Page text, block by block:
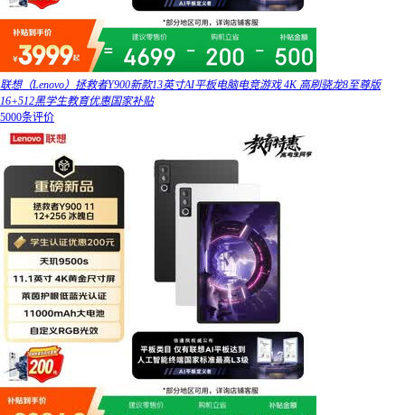
联想（Lenovo）拯救者Y900新款13英寸AI平板电脑电竞游戏 4K 高刷骁龙8至尊版
16+512黑学生教育优惠国家补贴
5000条评价